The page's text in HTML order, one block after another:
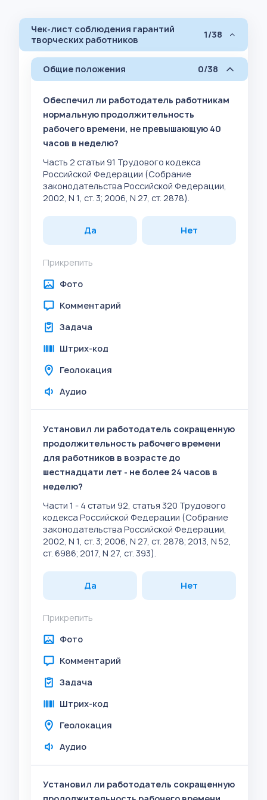
Чек-лист соблюдения гарантий
творческих работников
1/38
Общие положения 0/38
Обеспечил ли работодатель работникам
нормальную продолжительность
рабочего времени, не превышающую 40
часов в неделю?
Часть 2 статьи 91 Трудового кодекса
Российской Федерации (Собрание
законодательства Российской Федерации,
2002, N 1, ст. 3; 2006, N 27, ст. 2878).
Да Нет
Прикрепить
Фото
Комментарий
Задача
Штрих-код
Геолокация
Аудио
Установил ли работодатель сокращенную
продолжительность рабочего времени
для работников в возрасте до
шестнадцати лет - не более 24 часов в
неделю?
Части 1 - 4 статьи 92, статья 320 Трудового
кодекса Российской Федерации (Собрание
законодательства Российской Федерации,
2002, N 1, ст. 3; 2006, N 27, ст. 2878; 2013, N 52,
ст. 6986; 2017, N 27, ст. 393).
Да Нет
Прикрепить
Фото
Комментарий
Задача
Штрих-код
Геолокация
Аудио
Установил ли работодатель сокращенную